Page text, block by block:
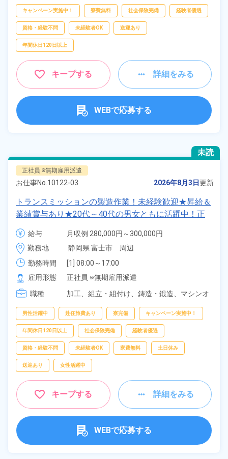
キャンペーン実施中！ 寮費無料 社会保険完備 経験者優遇
資格・経験不問 未経験者OK 送迎あり
年間休日120日以上
キープする 詳細をみる
WEBで応募する
未読
正社員 ※無期雇用派遣
お仕事No. 10122-03 2026年8月3日更新
トランスミッションの製造作業！未経験歓迎★昇給＆
業績賞与あり★20代～40代の男女ともに活躍中！正
社員登用制度あり◎最寄り駅からシャトルバスで通勤
ラクラク★年間休日121日！長期休暇あり★《静岡県
富士市》
給与
月収例 280,000円～300,000円
給与 238,700円～238,700円
勤務地
静岡県 富士市　周辺
勤務時間
[1] 08:00～17:00
[2] 20:00～05:00
雇用形態
正社員 ※無期雇用派遣
職種
加工、 組立・組付け、 鋳造・鍛造、 マシンオ
男性活躍中 赴任旅費あり 寮完備 キャンペーン実施中！
年間休日120日以上 社会保険完備 経験者優遇
資格・経験不問 未経験者OK 寮費無料 土日休み
送迎あり 女性活躍中
キープする 詳細をみる
WEBで応募する